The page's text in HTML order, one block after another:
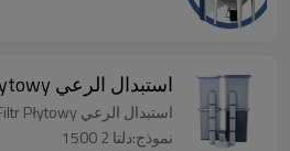
استبدال الرعي Delta2 1500 Spiekany Filtr Płytowy ، عناصر تصفية لوحة التكلس على شكل دلتا للبيع
استبدال الرعي Delta2 1500 Spiekany Filtr Płytowy ، عناصر تصفية لوحة التكلس على شكل دلتا للبيع
نموذج:دلتا 2 1500